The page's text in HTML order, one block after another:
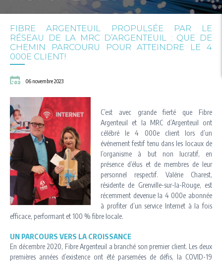
FIBRE ARGENTEUIL PROPULSÉE PAR LE
RÉSEAU DE LA MRC D’ARGENTEUIL : QUE DE
CHEMIN PARCOURU POUR ATTEINDRE LE 4
000E CLIENT!
06 novembre 2023
C’est avec grande fierté que Fibre
Argenteuil et la MRC d’Argenteuil ont
célébré le 4 000e client lors d’un
événement festif tenu dans les locaux de
l’organisme à but non lucratif, en
présence d’élus et de membres de leur
personnel respectif. Valérie Charest,
résidente de Grenville-sur-la-Rouge, est
récemment devenue la 4 000e abonnée
à profiter d’un service Internet à la fois
efficace, performant et 100 % fibre locale.
UN PARCOURS VERS LA CROISSANCE
En décembre 2020, Fibre Argenteuil a branché son premier client. Les deux
premières années d’existence ont été parsemées de défis, la COVID-19